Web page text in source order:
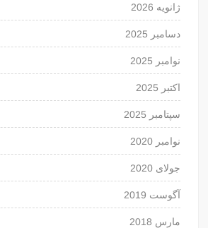
ژانویه 2026
دسامبر 2025
نوامبر 2025
اکتبر 2025
سپتامبر 2025
نوامبر 2020
جولای 2020
آگوست 2019
مارس 2018